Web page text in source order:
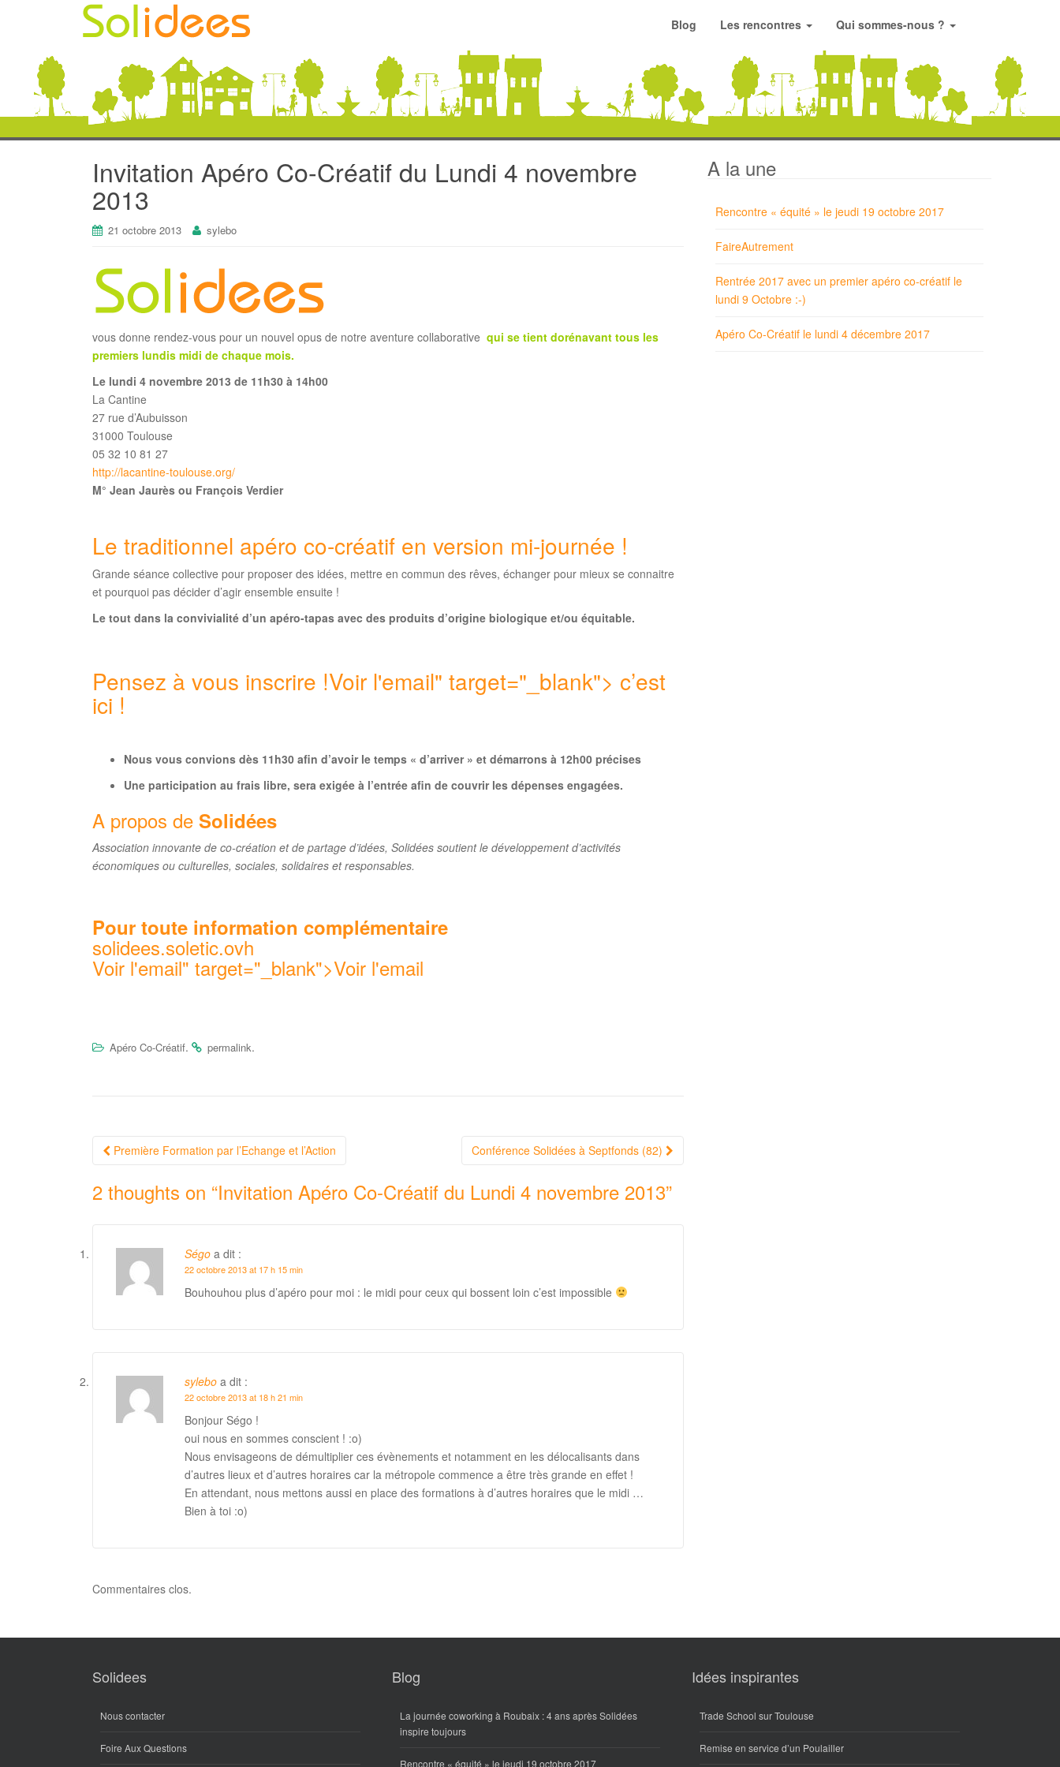
Blog Les rencontres Qui sommes-nous ?
Invitation Apéro Co-Créatif du Lundi 4 novembre
2013
21 octobre 2013 sylebo
vous donne rendez-vous pour un nouvel opus de notre aventure collaborative qui se tient dorénavant tous les
premiers lundis midi de chaque mois.
Le lundi 4 novembre 2013 de 11h30 à 14h00
La Cantine
27 rue d’Aubuisson
31000 Toulouse
05 32 10 81 27
http://lacantine-toulouse.org/
M° Jean Jaurès ou François Verdier
Le traditionnel apéro co-créatif en version mi-journée !
Grande séance collective pour proposer des idées, mettre en commun des rêves, échanger pour mieux se connaitre
et pourquoi pas décider d’agir ensemble ensuite !
Le tout dans la convivialité d’un apéro-tapas avec des produits d’origine biologique et/ou équitable.
Pensez à vous inscrire !Voir l'email" target="_blank"> c’est
ici !
Nous vous convions dès 11h30 afin d’avoir le temps « d’arriver » et démarrons à 12h00 précises
Une participation au frais libre, sera exigée à l’entrée afin de couvrir les dépenses engagées.
A propos de Solidées
Association innovante de co-création et de partage d’idées, Solidées soutient le développement d’activités
économiques ou culturelles, sociales, solidaires et responsables.
Pour toute information complémentaire
solidees.soletic.ovh
Voir l'email" target="_blank">Voir l'email
Apéro Co-Créatif. permalink.
Navigation
Première Formation par l’Echange et l’Action Conférence Solidées à Septfonds (82)
2 thoughts on “Invitation Apéro Co-Créatif du Lundi 4 novembre 2013”
Ségo a dit :
22 octobre 2013 at 17 h 15 min
Bouhouhou plus d’apéro pour moi : le midi pour ceux qui bossent loin c’est impossible
sylebo a dit :
22 octobre 2013 at 18 h 21 min
Bonjour Ségo !
oui nous en sommes conscient ! :o)
Nous envisageons de démultiplier ces évènements et notamment en les délocalisants dans
d’autres lieux et d’autres horaires car la métropole commence a être très grande en effet !
En attendant, nous mettons aussi en place des formations à d’autres horaires que le midi …
Bien à toi :o)
Commentaires clos.
A la une
Rencontre « équité » le jeudi 19 octobre 2017
FaireAutrement
Rentrée 2017 avec un premier apéro co-créatif le
lundi 9 Octobre :-)
Apéro Co-Créatif le lundi 4 décembre 2017
Solidees
Nous contacter
Foire Aux Questions
Blog
La journée coworking à Roubaix : 4 ans après Solidées
inspire toujours
Rencontre « équité » le jeudi 19 octobre 2017
Idées inspirantes
Trade School sur Toulouse
Remise en service d’un Poulailler